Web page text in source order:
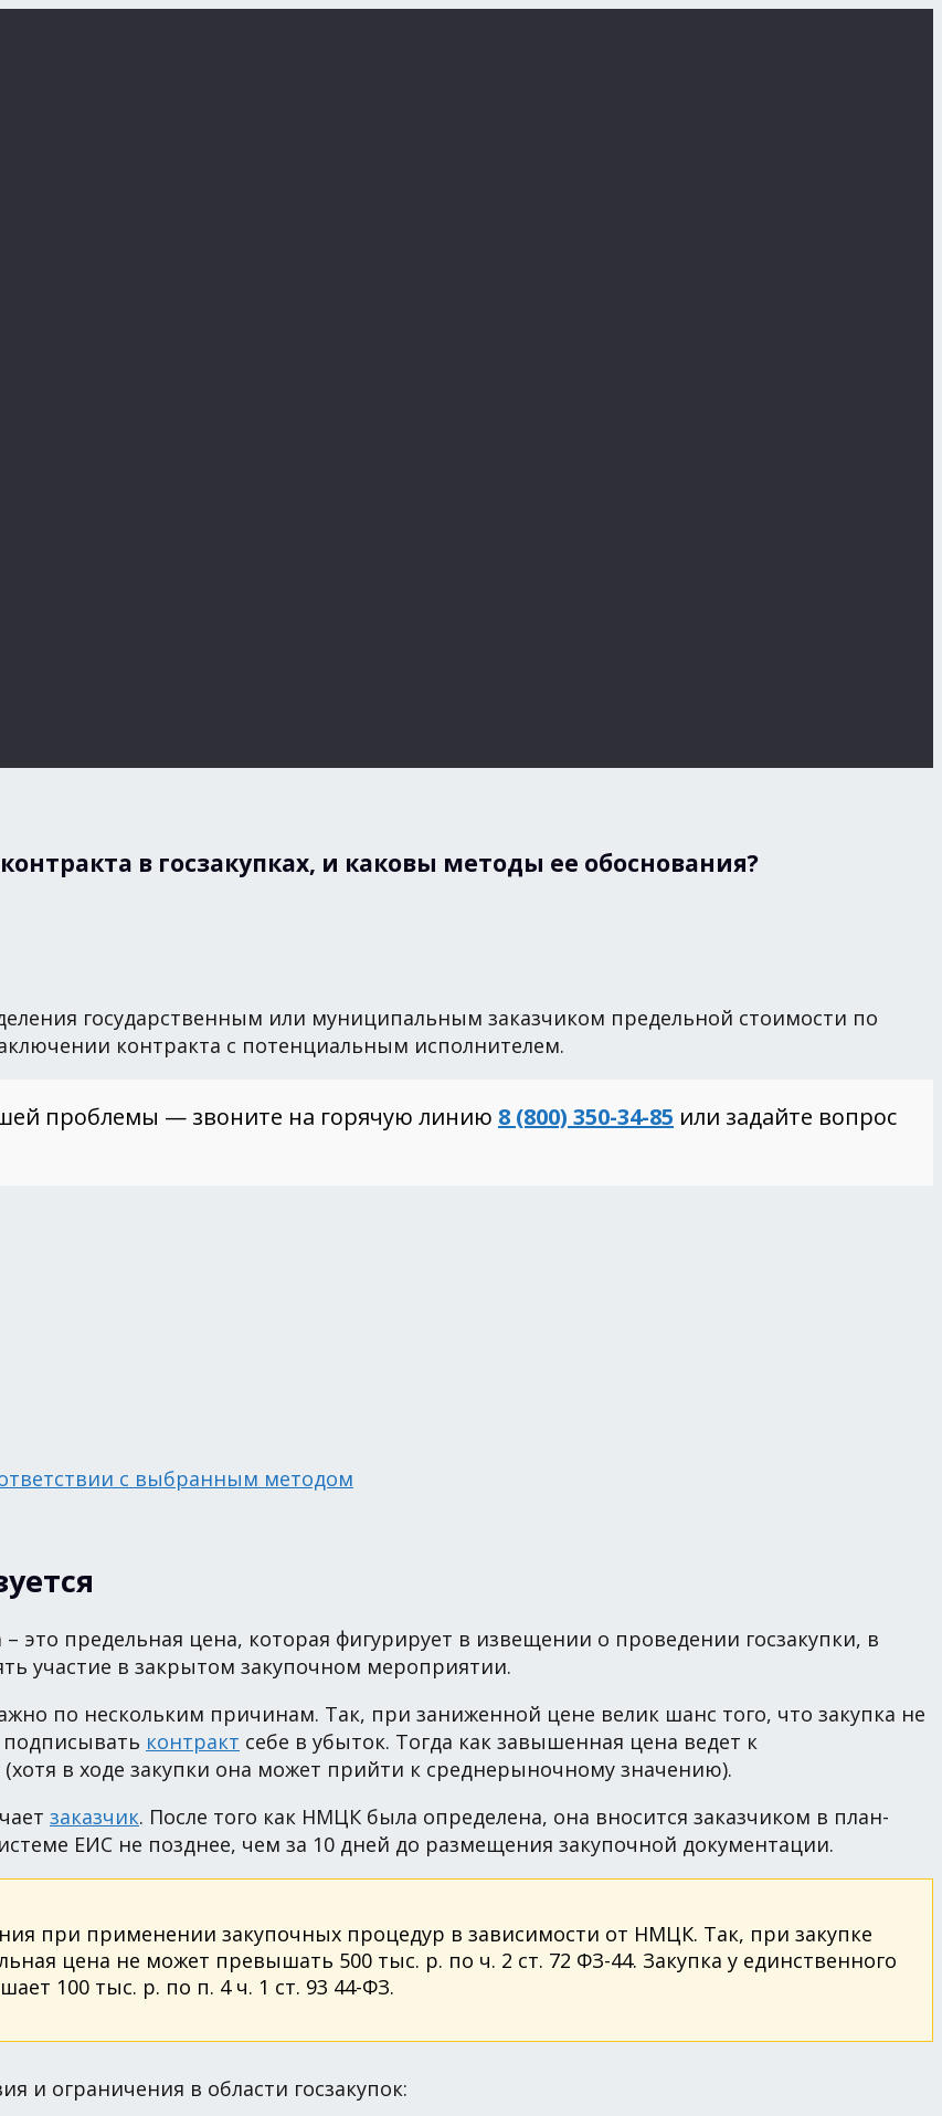
в госзакупках, и каковы методы ее обоснования?
государственным или муниципальным заказчиком предельной стоимости по
контракта с потенциальным исполнителем.
проблемы — звоните на горячую линию 8 (800) 350-34-85 или задайте вопрос
с выбранным методом
– это предельная цена, которая фигурирует в извещении о проведении госзакупки, в
участие в закрытом закупочном мероприятии.
по нескольким причинам. Так, при заниженной цене велик шанс того, что закупка не
подписывать контракт себе в убыток. Тогда как завышенная цена ведет к
в ходе закупки она может прийти к среднерыночному значению).
заказчик. После того как НМЦК была определена, она вносится заказчиком в план-
ЕИС не позднее, чем за 10 дней до размещения закупочной документации.
при применении закупочных процедур в зависимости от НМЦК. Так, при закупке
цена не может превышать 500 тыс. р. по ч. 2 ст. 72 ФЗ-44. Закупка у единственного
100 тыс. р. по п. 4 ч. 1 ст. 93 44-ФЗ.
и ограничения в области госзакупок: